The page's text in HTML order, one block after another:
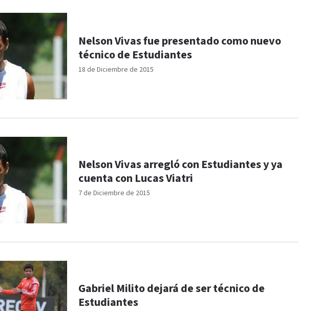
18 de Diciembre de 2015
Nelson Vivas fue presentado como nuevo
técnico de Estudiantes
7 de Diciembre de 2015
Nelson Vivas arregló con Estudiantes y ya
cuenta con Lucas Viatri
Gabriel Milito dejará de ser técnico de
Estudiantes